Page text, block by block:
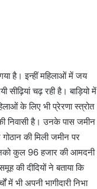
है। इन्हीं महिलाओं में जय
सीढ़ियां चढ़ रही है। बाड़ियो में
के लिए भी प्रेरणा स्त्रोत
निवासी है। उनके पास जमीन
की मिली जमीन पर
कुल 96 हजार की आमदनी
की दीदियों ने बताया कि
में भी अपनी भागीदारी निभा